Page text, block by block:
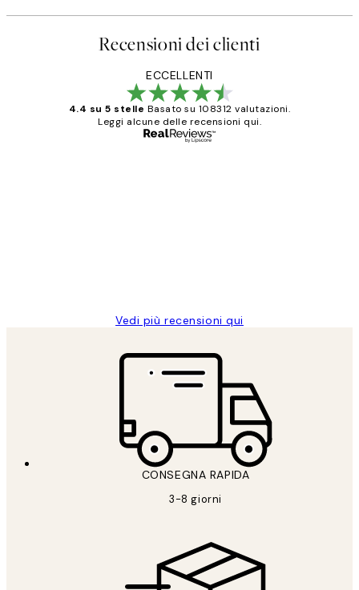
Recensioni dei clienti
ECCELLENTI
4.4 su 5 stelle Basato su 108312 valutazioni.
Leggi alcune delle recensioni qui.
Vedi più recensioni qui
CONSEGNA RAPIDA
3-8 giorni